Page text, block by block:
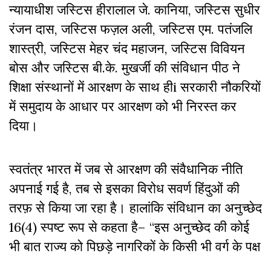
न्यायाधीश जस्टिस हीरालाल जे. कानिया, जस्टिस सुधीर
रंजन दास, जस्टिस फज़ल अली, जस्टिस एम. पतंजलि
शास्त्री, जस्टिस मेहर चंद महाजन, जस्टिस विवियन
बोस और जस्टिस बी.के. मुखर्जी की संविधान पीठ ने
शिक्षा संस्थानों में आरक्षण के साथ हीi सरकारी नौकरियों
में समुदाय के आधार पर आरक्षण को भी निरस्त कर
दिया।
स्वतंत्र भारत में जब से आरक्षण की संवैधानिक नीति
अपनाई गई है, तब से इसका विरोध सवर्ण हिंदुओं की
तरफ़ से किया जा रहा है। हालांकि संविधान का अनुच्छेद
16(4) स्पष्ट रूप से कहता है– “इस अनुच्छेद की कोई
भी बात राज्य को पिछड़े नागरिकों के किसी भी वर्ग के पक्ष